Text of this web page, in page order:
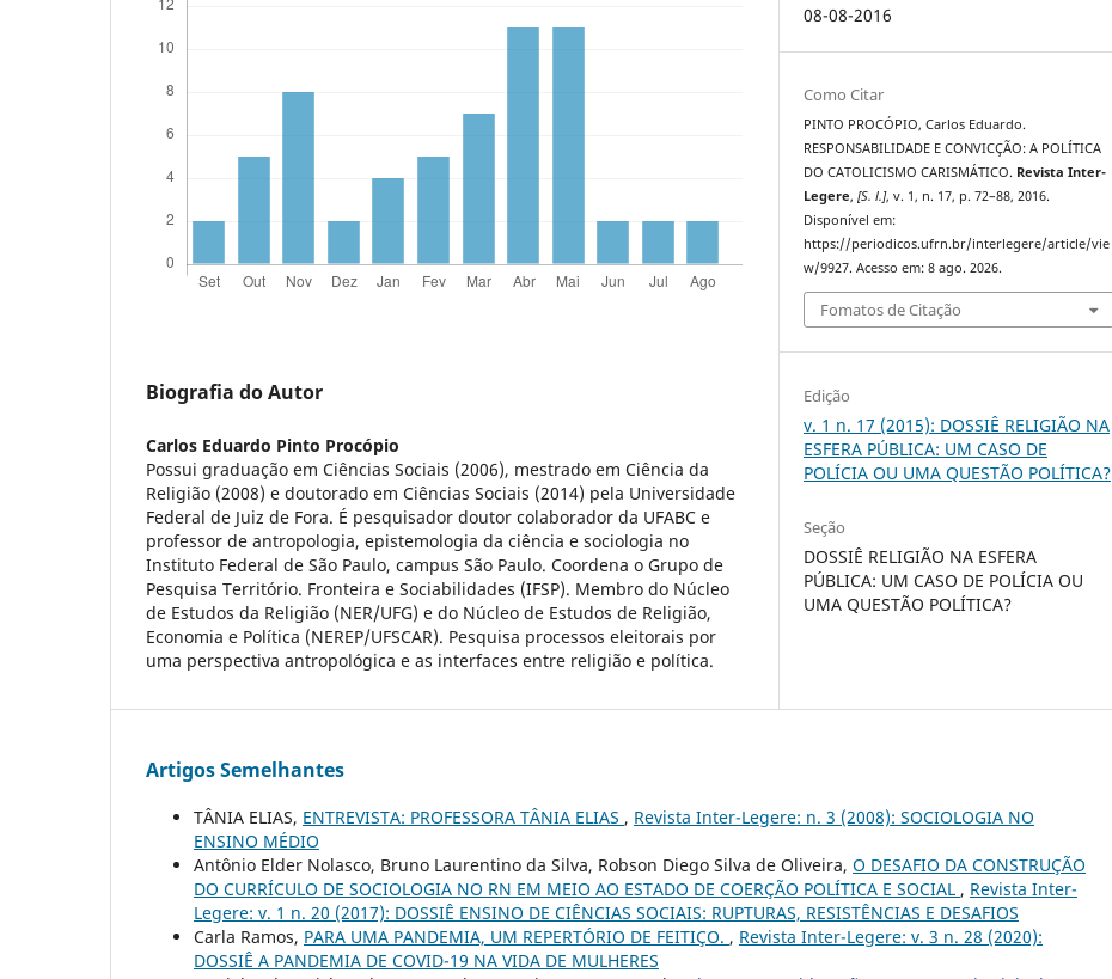
Biografia do Autor
Carlos Eduardo Pinto Procópio
Possui graduação em Ciências Sociais (2006), mestrado em Ciência da
Religião (2008) e doutorado em Ciências Sociais (2014) pela Universidade
Federal de Juiz de Fora. É pesquisador doutor colaborador da UFABC e
professor de antropologia, epistemologia da ciência e sociologia no
Instituto Federal de São Paulo, campus São Paulo. Coordena o Grupo de
Pesquisa Território. Fronteira e Sociabilidades (IFSP). Membro do Núcleo
de Estudos da Religião (NER/UFG) e do Núcleo de Estudos de Religião,
Economia e Política (NEREP/UFSCAR). Pesquisa processos eleitorais por
uma perspectiva antropológica e as interfaces entre religião e política.
08-08-2016
Como Citar
PINTO PROCÓPIO, Carlos Eduardo.
RESPONSABILIDADE E CONVICÇÃO: A POLÍTICA
DO CATOLICISMO CARISMÁTICO. Revista Inter-
Legere,[S. l.], v. 1, n. 17, p. 72–88, 2016.
Disponível em:
https://periodicos.ufrn.br/interlegere/article/vie
w/9927. Acesso em: 8 ago. 2026.
Fomatos de Citação
Edição
v. 1 n. 17 (2015): DOSSIÊ RELIGIÃO NA
ESFERA PÚBLICA: UM CASO DE
POLÍCIA OU UMA QUESTÃO POLÍTICA?
Seção
DOSSIÊ RELIGIÃO NA ESFERA
PÚBLICA: UM CASO DE POLÍCIA OU
UMA QUESTÃO POLÍTICA?
Artigos Semelhantes
TÂNIA ELIAS, ENTREVISTA: PROFESSORA TÂNIA ELIAS , Revista Inter-Legere: n. 3 (2008): SOCIOLOGIA NO
ENSINO MÉDIO
Antônio Elder Nolasco, Bruno Laurentino da Silva, Robson Diego Silva de Oliveira, O DESAFIO DA CONSTRUÇÃO
DO CURRÍCULO DE SOCIOLOGIA NO RN EM MEIO AO ESTADO DE COERÇÃO POLÍTICA E SOCIAL , Revista Inter-
Legere: v. 1 n. 20 (2017): DOSSIÊ ENSINO DE CIÊNCIAS SOCIAIS: RUPTURAS, RESISTÊNCIAS E DESAFIOS
Carla Ramos, PARA UMA PANDEMIA, UM REPERTÓRIO DE FEITIÇO. , Revista Inter-Legere: v. 3 n. 28 (2020):
DOSSIÊ A PANDEMIA DE COVID-19 NA VIDA DE MULHERES